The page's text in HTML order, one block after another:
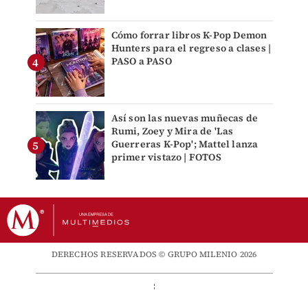
Cómo forrar libros K-Pop Demon
Hunters para el regreso a clases |
PASO a PASO
Así son las nuevas muñecas de
Rumi, Zoey y Mira de 'Las
Guerreras K-Pop'; Mattel lanza
primer vistazo | FOTOS
DERECHOS RESERVADOS © GRUPO MILENIO 2026